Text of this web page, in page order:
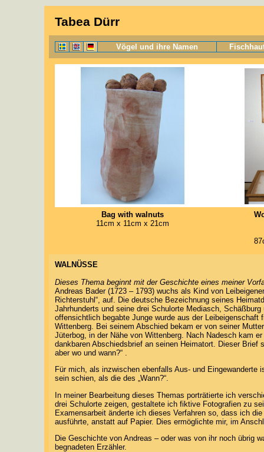
Tabea Dürr
Vögel und ihre Namen
Bag with walnuts
11cm x 11cm x 21cm
WALNÜSSE
Dieses Thema beginnt mit der Geschichte eines meiner
Andreas Bader (1723 – 1793) wuchs als Kind von
Richterstuhl“, auf. Die deutsche Bezeichnung seines
Jahrhunderts und seine drei Schulorte Mediasch,
offensichtlich begabte Junge wurde aus der
Wittenberg. Bei seinem Abschied bekam er von seiner
Jüterbog, in der Nähe von Wittenberg. Nach Nadesch kam
dankbaren Abschiedsbrief an seinen Heimatort. Dieser
aber wo und wann?“ .
Für mich, als inzwischen ebenfalls Aus- und Eingewanderte
sein schien, als die des „Wann?“.
In meiner Bearbeitung dieses Themas porträtierte ich
drei Schulorte zeigen, gestaltete ich fiktive Fotografien zu
Examensarbeit änderte ich dieses Verfahren so, dass ich
ausführte, anstatt auf Papier. Dies ermöglichte mir, im
Die Geschichte von Andreas – oder was von ihr noch übrig
begnadeten Erzähler.